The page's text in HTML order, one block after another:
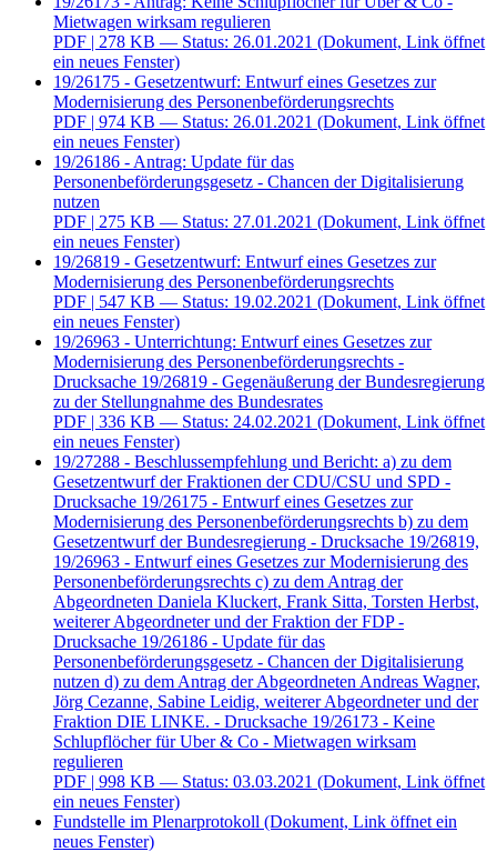
Mietwagen wirksam regulieren
PDF | 278 KB — Status: 26.01.2021 (Dokument, Link öffnet
ein neues Fenster)
19/26175 - Gesetzentwurf: Entwurf eines Gesetzes zur
Modernisierung des Personenbeförderungsrechts
PDF | 974 KB — Status: 26.01.2021 (Dokument, Link öffnet
ein neues Fenster)
19/26186 - Antrag: Update für das
Personenbeförderungsgesetz - Chancen der Digitalisierung
nutzen
PDF | 275 KB — Status: 27.01.2021 (Dokument, Link öffnet
ein neues Fenster)
19/26819 - Gesetzentwurf: Entwurf eines Gesetzes zur
Modernisierung des Personenbeförderungsrechts
PDF | 547 KB — Status: 19.02.2021 (Dokument, Link öffnet
ein neues Fenster)
19/26963 - Unterrichtung: Entwurf eines Gesetzes zur
Modernisierung des Personenbeförderungsrechts -
Drucksache 19/26819 - Gegenäußerung der Bundesregierung
zu der Stellungnahme des Bundesrates
PDF | 336 KB — Status: 24.02.2021 (Dokument, Link öffnet
ein neues Fenster)
19/27288 - Beschlussempfehlung und Bericht: a) zu dem
Gesetzentwurf der Fraktionen der CDU/CSU und SPD -
Drucksache 19/26175 - Entwurf eines Gesetzes zur
Modernisierung des Personenbeförderungsrechts b) zu dem
Gesetzentwurf der Bundesregierung - Drucksache 19/26819,
19/26963 - Entwurf eines Gesetzes zur Modernisierung des
Personenbeförderungsrechts c) zu dem Antrag der
Abgeordneten Daniela Kluckert, Frank Sitta, Torsten Herbst,
weiterer Abgeordneter und der Fraktion der FDP -
Drucksache 19/26186 - Update für das
Personenbeförderungsgesetz - Chancen der Digitalisierung
nutzen d) zu dem Antrag der Abgeordneten Andreas Wagner,
Jörg Cezanne, Sabine Leidig, weiterer Abgeordneter und der
Fraktion DIE LINKE. - Drucksache 19/26173 - Keine
Schlupflöcher für Uber & Co - Mietwagen wirksam
regulieren
PDF | 998 KB — Status: 03.03.2021 (Dokument, Link öffnet
ein neues Fenster)
Fundstelle im Plenarprotokoll (Dokument, Link öffnet ein
neues Fenster)